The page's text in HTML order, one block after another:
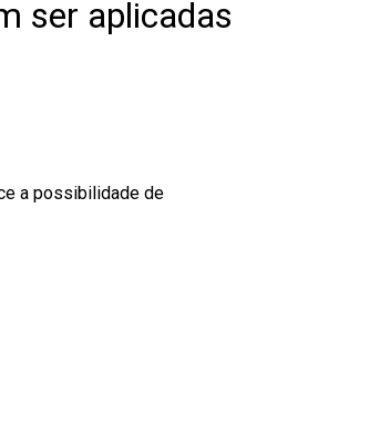
ser aplicadas
a possibilidade de